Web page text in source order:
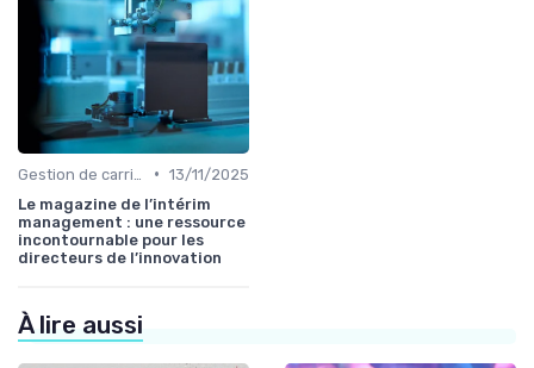
• 13/11/2025
Le magazine de l’intérim
management : une ressource
incontournable pour les
directeurs de l’innovation
À lire aussi